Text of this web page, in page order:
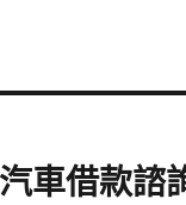
車借款諮